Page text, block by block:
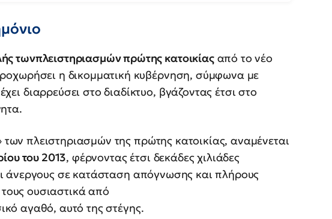
τωνπλειστηριασμών πρώτης κατοικίαςαπό το νέο
η δικομματική κυβέρνηση, σύμφωνα με
διαρρεύσει στο διαδίκτυο, βγάζοντας έτσι στο
πλειστηριασμών της πρώτης κατοικίας, αναμένεται
του 2013, φέρνοντας έτσι δεκάδες χιλιάδες
άνεργους σε κατάσταση απόγνωσης και πλήρους
ουσιαστικά από
αγαθό, αυτό της στέγης.